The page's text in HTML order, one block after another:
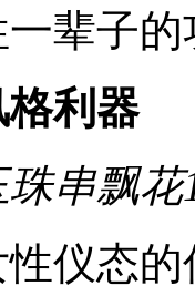
辈子的
利器
串飘花
仪态